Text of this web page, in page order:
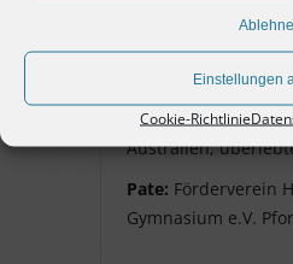
Einstellungen
Cookie-Richtlinie
Liselotte Krieg
geb. 31. Oktober
Ravensburg, Jüdin,
Schulghetto, Flucht
Australien,
Pate: Förderverein
Gymnasium e.V.